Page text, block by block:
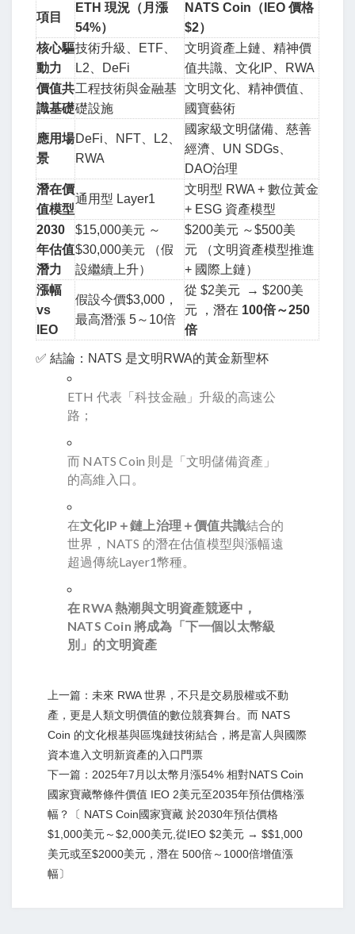
項目
ETH 現況（月漲
54%）
NATS Coin（IEO 價格
$2）
核心驅
動力
技術升級、ETF、
L2、DeFi
文明資產上鏈、精神價
值共識、文化IP、RWA
價值共
識基礎
工程技術與金融基
礎設施
文明文化、精神價值、
國寶藝術
應用場
景
DeFi、NFT、L2、
RWA
國家級文明儲備、慈善
經濟、UN SDGs、
DAO治理
潛在價
值模型
通用型 Layer1
文明型 RWA + 數位黃金
+ ESG 資產模型
2030
年估值
潛力
$15,000美元 ～
$30,000美元
（假
設繼續上升）
$200美元 ～$500美
元
（文明資產模型推進
+ 國際上鏈）
漲幅
vs
IEO
假設今價$3,000，
最高潛漲 5～10倍
從 $2美元 → $200美
元
，潛在 100倍～250
倍
✅ 結論：NATS 是文明RWA的黃金新聖杯
ETH 代表「科技金融」升級的高速公
路；
而 NATS Coin 則是「文明儲備資產」
的高維入口。
在文化IP＋鏈上治理＋價值共識結合的
世界，NATS 的潛在估值模型與漲幅遠
超過傳統Layer1幣種。
在 RWA 熱潮與文明資產競逐中，
NATS Coin 將成為「下一個以太幣級
別」的文明資產
上一篇：未來 RWA 世界，不只是交易股權或不動
產，更是人類文明價值的數位競賽舞台。而 NATS
Coin 的文化根基與區塊鏈技術結合，將是富人與國際
資本進入文明新資產的入口門票
下一篇：2025年7月以太幣月漲54% 相對NATS Coin
國家寶藏幣條件價值 IEO 2美元至2035年預估價格漲
幅？〔 NATS Coin國家寶藏 於2030年預估價格
$1,000美元～$2,000美元,從IEO $2美元 → $$1,000
美元或至$2000美元，潛在 500倍～1000倍增值漲
幅〕